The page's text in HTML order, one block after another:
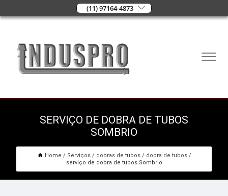
(11) 97164-4873
SERVIÇO DE DOBRA DE TUBOS
SOMBRIO
Home Serviços dobras de tubos
dobra de tubos
serviço de dobra de tubos Sombrio